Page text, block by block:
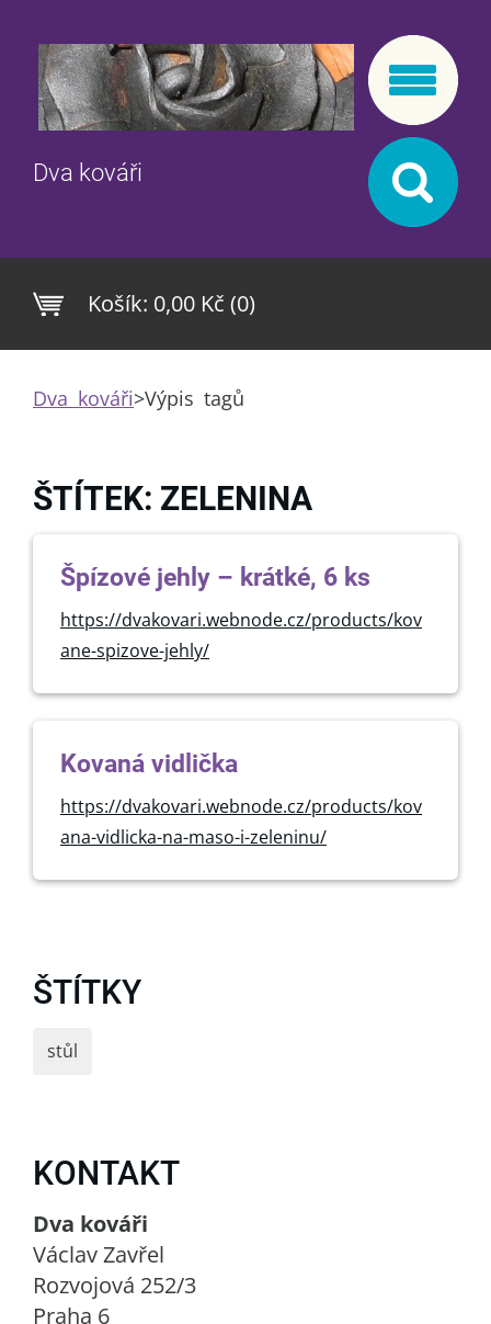
Dva kováři
Košík: 0,00 Kč (0)
Dva kováři>Výpis tagů
ŠTÍTEK: ZELENINA
Špízové jehly – krátké, 6 ks
https://dvakovari.webnode.cz/products/kov
ane-spizove-jehly/
Kovaná vidlička
https://dvakovari.webnode.cz/products/kov
ana-vidlicka-na-maso-i-zeleninu/
ŠTÍTKY
stůl
KONTAKT
Dva kováři
Václav Zavřel
Rozvojová 252/3
Praha 6